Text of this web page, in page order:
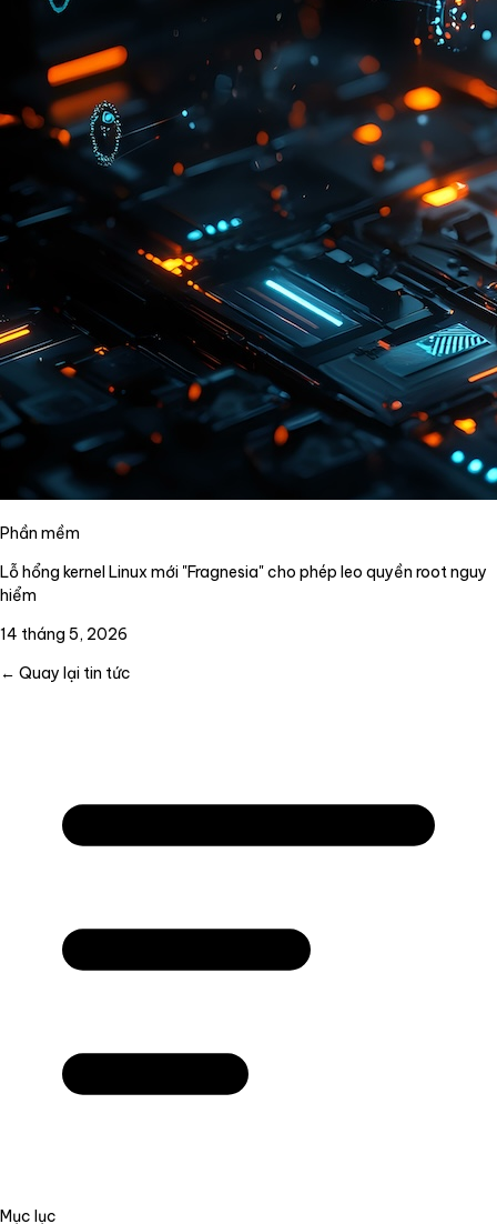
Phần mềm
Lỗ hổng kernel Linux mới "Fragnesia" cho phép leo quyền root nguy
hiểm
14 tháng 5, 2026
← Quay lại tin tức
Mục lục